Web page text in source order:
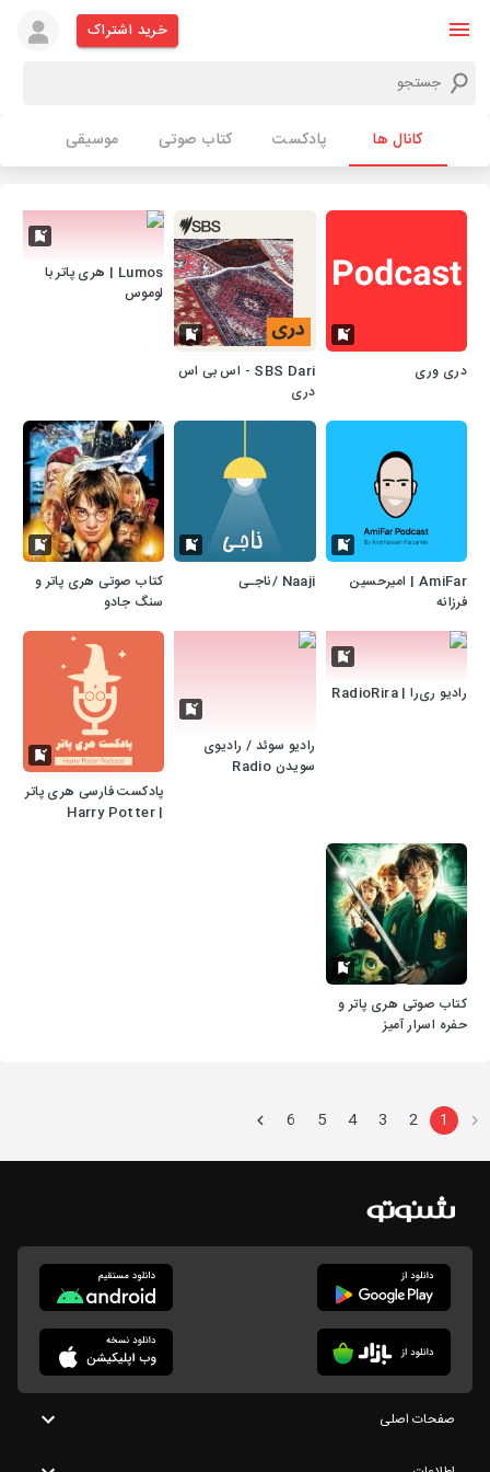
خرید اشتراک
کانال ها پادکست کتاب صوتی موسیقی
دری وری
SBS Dari - اس بی اس
دری
Lumos | هری پاتر با
لوموس
AmiFar | امیرحسین
فرزانه
Naaji /ناجـی
کتاب صوتی هری پاتر و
سنگ جادو
رادیو ری‌را | RadioRira
رادیو سوئد / رادیوی
سویدن Radio
پادکست فارسی هری پاتر
| Harry Potter
کتاب صوتی هری پاتر و
حفره اسرار آمیز
1
2
3
4
5
6
صفحات اصلی